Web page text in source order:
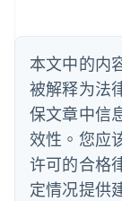
本文中的内
被解释为法
保文章中信
效性。您应
许可的合格
定情况提供
丹麦
English
德国
Deutsch
法国
Français
芬兰
English
荷兰